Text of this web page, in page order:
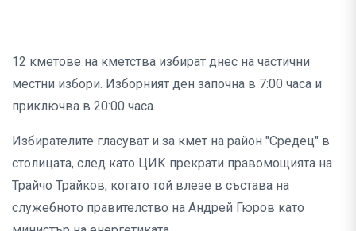
12 кметове на кметства избират днес на частични
местни избори. Изборният ден започна в 7:00 часа и
приключва в 20:00 часа.
Избирателите гласуват и за кмет на район "Средец" в
столицата, след като ЦИК прекрати правомощията на
Трайчо Трайков, когато той влезе в състава на
служебното правителство на Андрей Гюров като